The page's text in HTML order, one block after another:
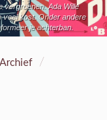
vergroenen. Ada Wille
veel kost. Onder andere
je achterban.
Archief /